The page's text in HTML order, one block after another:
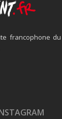
francophone